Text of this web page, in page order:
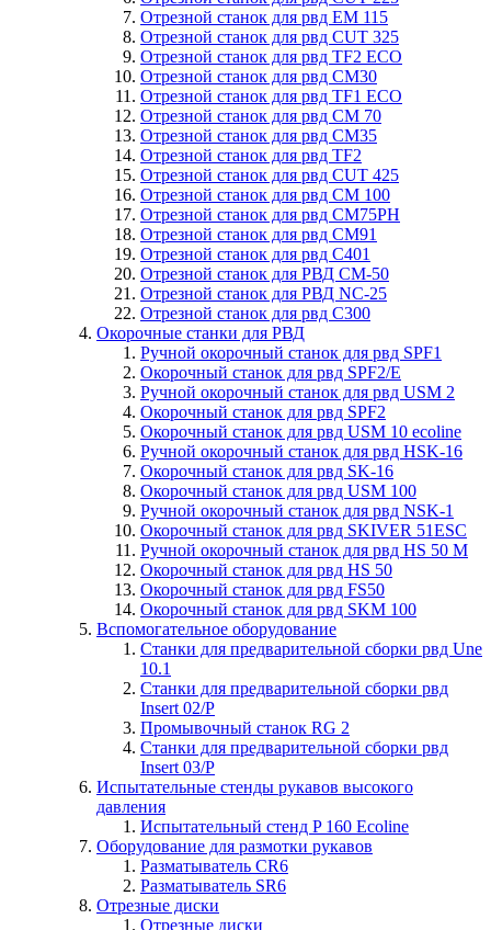
Отрезной станок для рвд EM 115
Отрезной станок для рвд CUT 325
Отрезной станок для рвд TF2 ECO
Отрезной станок для рвд CM30
Отрезной станок для рвд TF1 ECO
Отрезной станок для рвд СM 70
Отрезной станок для рвд CM35
Отрезной станок для рвд TF2
Отрезной станок для рвд CUT 425
Отрезной станок для рвд СM 100
Отрезной станок для рвд CM75PH
Отрезной станок для рвд CM91
Отрезной станок для рвд C401
Отрезной станок для РВД CM-50
Отрезной станок для РВД NC-25
Отрезной станок для рвд C300
Окорочные станки для РВД
Ручной окорочный станок для рвд SPF1
Окорочный станок для рвд SPF2/E
Ручной окорочный станок для рвд USM 2
Окорочный станок для рвд SPF2
Окорочный станок для рвд USM 10 ecoline
Ручной окорочный станок для рвд HSK-16
Окорочный станок для рвд SK-16
Окорочный станок для рвд USM 100
Ручной окорочный станок для рвд NSK-1
Окорочный станок для рвд SKIVER 51ESC
Ручной окорочный станок для рвд HS 50 M
Окорочный станок для рвд HS 50
Окорочный станок для рвд FS50
Окорочный станок для рвд SKM 100
Вспомогательное оборудование
Станки для предварительной сборки рвд Une
10.1
Станки для предварительной сборки рвд
Insert 02/P
Промывочный станок RG 2
Станки для предварительной сборки рвд
Insert 03/P
Испытательные стенды рукавов высокого
давления
Испытательный стенд P 160 Ecoline
Оборудование для размотки рукавов
Разматыватель CR6
Разматыватель SR6
Отрезные диски
Отрезные диски